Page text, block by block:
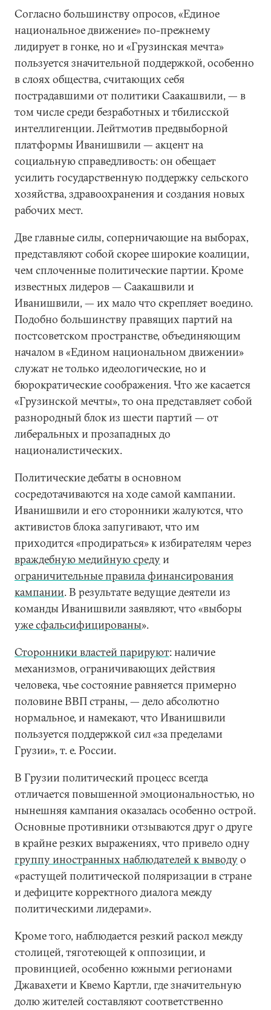
Согласно большинству опросов, «Единое
национальное движение» по-прежнему
лидирует в гонке, но и «Грузинская мечта»
пользуется значительной поддержкой, особенно
в слоях общества, считающих себя
пострадавшими от политики Саакашвили, — в
том числе среди безработных и тбилисской
интеллигенции. Лейтмотив предвыборной
платформы Иванишвили — акцент на
социальную справедливость: он обещает
усилить государственную поддержку сельского
хозяйства, здравоохранения и создания новых
рабочих мест.
Две главные силы, соперничающие на выборах,
представляют собой скорее широкие коалиции,
чем сплоченные политические партии. Кроме
известных лидеров — Саакашвили и
Иванишвили, — их мало что скрепляет воедино.
Подобно большинству правящих партий на
постсоветском пространстве, объединяющим
началом в «Едином национальном движении»
служат не только идеологические, но и
бюрократические соображения. Что же касается
«Грузинской мечты», то она представляет собой
разнородный блок из шести партий — от
либеральных и прозападных до
националистических.
Политические дебаты в основном
сосредотачиваются на ходе самой кампании.
Иванишвили и его сторонники жалуются, что
активистов блока запугивают, что им
приходится «продираться» к избирателям через
враждебную медийную средуи
ограничительные правила финансирования
кампании. В результате ведущие деятели из
команды Иванишвили заявляют, что «выборы
уже сфальсифицированы».
Сторонники властей парируют: наличие
механизмов, ограничивающих действия
человека, чье состояние равняется примерно
половине ВВП страны, — дело абсолютно
нормальное, и намекают, что Иванишвили
пользуется поддержкой сил «за пределами
Грузии», т. е. России.
В Грузии политический процесс всегда
отличается повышенной эмоциональностью, но
нынешняя кампания оказалась особенно острой.
Основные противники отзываются друг о друге
в крайне резких выражениях, что привело одну
группу иностранных наблюдателей к выводуо
«растущей политической поляризации в стране
и дефиците корректного диалога между
политическими лидерами».
Кроме того, наблюдается резкий раскол между
столицей, тяготеющей к оппозиции, и
провинцией, особенно южными регионами
Джавахети и Квемо Картли, где значительную
долю жителей составляют соответственно